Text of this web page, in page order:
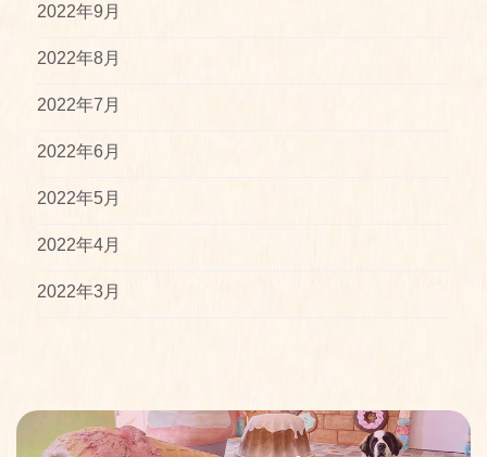
2022年9月
2022年8月
2022年7月
2022年6月
2022年5月
2022年4月
2022年3月